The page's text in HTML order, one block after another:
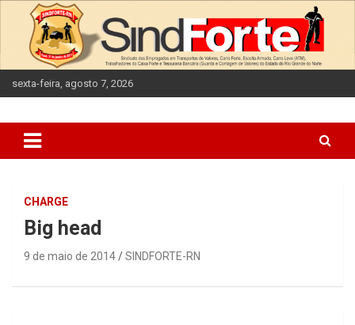
content
sexta-feira, agosto 7, 2026
CHARGE
Big head
9 de maio de 2014 SINDFORTE-RN